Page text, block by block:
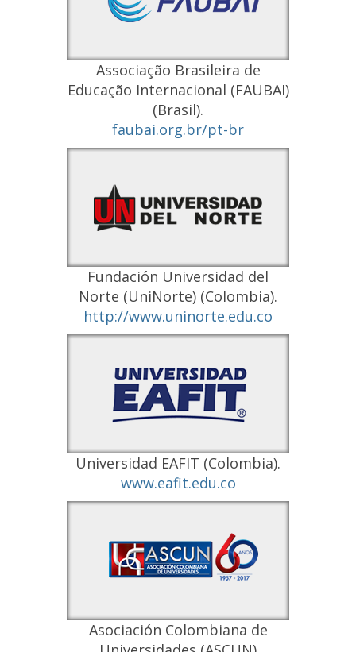
Associação Brasileira de
Educação Internacional (FAUBAI)
(Brasil).
faubai.org.br/pt-br
Fundación Universidad del
Norte (UniNorte) (Colombia).
http://www.uninorte.edu.co
Universidad EAFIT (Colombia).
www.eafit.edu.co
Asociación Colombiana de